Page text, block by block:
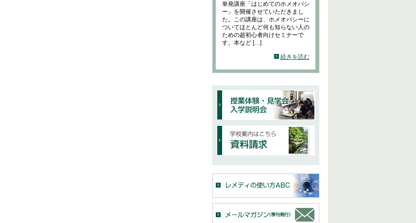
単発講座「はじめてのホメオパシ
ー」を開催させていただきまし
た。この講座は、ホメオパシーに
ついてほとんど何も知らない人の
ための超初心者向けセミナーで
す。本など […]
続きを読む